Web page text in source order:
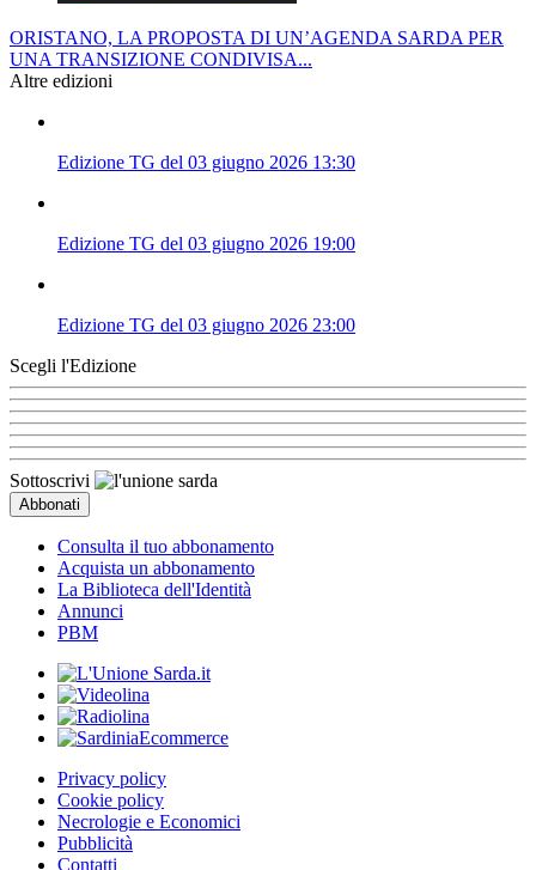
ORISTANO, LA PROPOSTA DI UN’AGENDA SARDA PER
UNA TRANSIZIONE CONDIVISA...
Altre edizioni
Edizione TG del 03 giugno 2026 13:30
Edizione TG del 03 giugno 2026 19:00
Edizione TG del 03 giugno 2026 23:00
Scegli l'Edizione
Sottoscrivi
Consulta il tuo abbonamento
Acquista un abbonamento
La Biblioteca dell'Identità
Annunci
PBM
Privacy policy
Cookie policy
Necrologie e Economici
Pubblicità
Contatti